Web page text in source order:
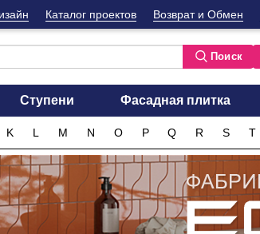
Каталог проектов Возврат и Обмен
Поиск
Ступени Фасадная плитка
K L M N O P Q R S T